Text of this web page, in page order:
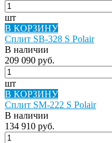
шт
В КОРЗИНУ
Сплит SB-328 S Polair
В наличии
209 090 руб.
шт
В КОРЗИНУ
Сплит SM-222 S Polair
В наличии
134 910 руб.